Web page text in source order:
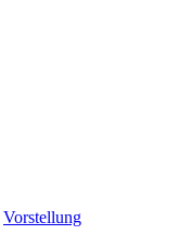
Vorstellung